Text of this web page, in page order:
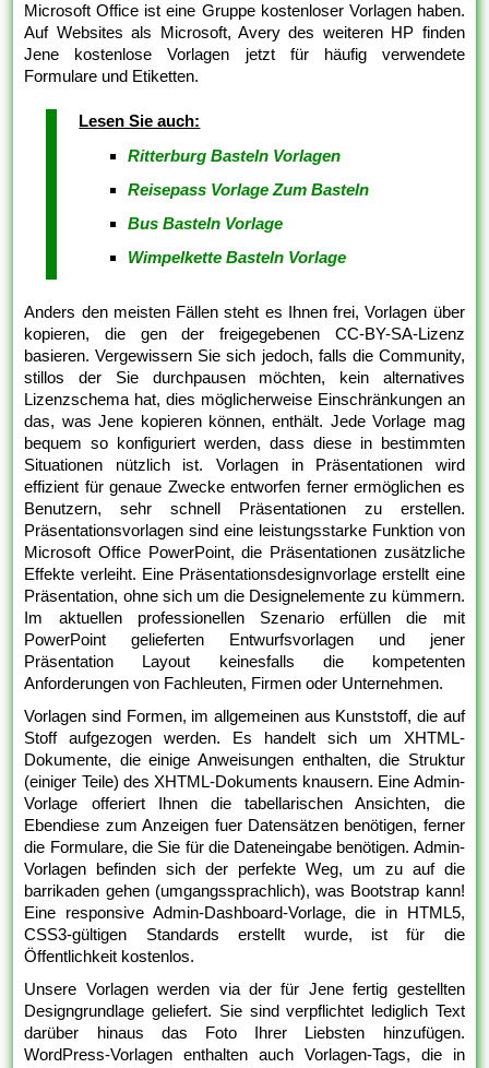
Microsoft Office ist eine Gruppe kostenloser Vorlagen haben.
Auf Websites als Microsoft, Avery des weiteren HP finden
Jene kostenlose Vorlagen jetzt für häufig verwendete
Formulare und Etiketten.
Lesen Sie auch:
Ritterburg Basteln Vorlagen
Reisepass Vorlage Zum Basteln
Bus Basteln Vorlage
Wimpelkette Basteln Vorlage
Anders den meisten Fällen steht es Ihnen frei, Vorlagen über
kopieren, die gen der freigegebenen CC-BY-SA-Lizenz
basieren. Vergewissern Sie sich jedoch, falls die Community,
stillos der Sie durchpausen möchten, kein alternatives
Lizenzschema hat, dies möglicherweise Einschränkungen an
das, was Jene kopieren können, enthält. Jede Vorlage mag
bequem so konfiguriert werden, dass diese in bestimmten
Situationen nützlich ist. Vorlagen in Präsentationen wird
effizient für genaue Zwecke entworfen ferner ermöglichen es
Benutzern, sehr schnell Präsentationen zu erstellen.
Präsentationsvorlagen sind eine leistungsstarke Funktion von
Microsoft Office PowerPoint, die Präsentationen zusätzliche
Effekte verleiht. Eine Präsentationsdesignvorlage erstellt eine
Präsentation, ohne sich um die Designelemente zu kümmern.
Im aktuellen professionellen Szenario erfüllen die mit
PowerPoint gelieferten Entwurfsvorlagen und jener
Präsentation Layout keinesfalls die kompetenten
Anforderungen von Fachleuten, Firmen oder Unternehmen.
Vorlagen sind Formen, im allgemeinen aus Kunststoff, die auf
Stoff aufgezogen werden. Es handelt sich um XHTML-
Dokumente, die einige Anweisungen enthalten, die Struktur
(einiger Teile) des XHTML-Dokuments knausern. Eine Admin-
Vorlage offeriert Ihnen die tabellarischen Ansichten, die
Ebendiese zum Anzeigen fuer Datensätzen benötigen, ferner
die Formulare, die Sie für die Dateneingabe benötigen. Admin-
Vorlagen befinden sich der perfekte Weg, um zu auf die
barrikaden gehen (umgangssprachlich), was Bootstrap kann!
Eine responsive Admin-Dashboard-Vorlage, die in HTML5,
CSS3-gültigen Standards erstellt wurde, ist für die
Öffentlichkeit kostenlos.
Unsere Vorlagen werden via der für Jene fertig gestellten
Designgrundlage geliefert. Sie sind verpflichtet lediglich Text
darüber hinaus das Foto Ihrer Liebsten hinzufügen.
WordPress-Vorlagen enthalten auch Vorlagen-Tags, die in